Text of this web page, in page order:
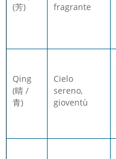
(芳)
fragrante
Qing
(晴 /
青)
Cielo
sereno,
gioventù